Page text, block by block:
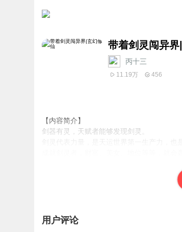
带着剑灵闯异
丙十三
11.19万 456
【内容简介】
剑器有灵，天赋者能够发现剑灵。
成就剑灵者，财富、美女、地位等等，就会
用户评论